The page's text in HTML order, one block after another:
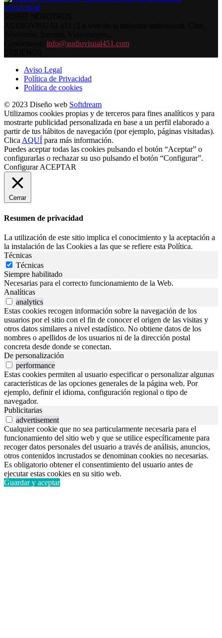
info@audiovisual451.com
Aviso Legal
Política de Privacidad
Política de cookies
© 2023 Diseño web Softdream
Utilizamos cookies propias y de terceros para fines analíticos y para
mostrarte publicidad personalizada en base a un perfil elaborado a
partir de tus hábitos de navegación (por ejemplo, páginas visitadas).
ClicaAQUÍ para más información.
Puedes aceptar todas las cookies pulsando el botón “Aceptar” o
configurarlas o rechazar su uso pulsando el botón “Configurar”.
ConfigurarACEPTAR
Cerrar
Resumen de privacidad
La utilización de este sitio implica el conocimiento y la aceptación a
la instalación de las Cookies a las que se refiere esta Política.
Técnicas
Técnicas
Siempre habilitado
Necesarias para el correcto funcionamiento de la Web.
Analíticas
analytics
Estas cookies recogen información sobre la navegación de los
usuarios por el sitio con el fin de conocer el origen de las visitas y
otros datos similares a nivel estadístico. No obtiene datos de los
nombres o apellidos de los usuarios ni de la dirección postal
concreta desde donde se conectan.
De personalización
performance
Estas cookies permiten al usuario especificar o personalizar algunas
características de las opciones generales de la página web. Por
ejemplo, definir el idioma, configuración regional o tipo de
navegador.
Publicitarias
advertisement
Cualquier cookie que no sea particularmente necesaria para el
funcionamiento del sitio web y que se utilice específicamente para
recoger datos personales del usuario a través de análisis, anuncios,
otros contenidos incrustados se denominan cookies no necesarias.
Es obligatorio obtener el consentimiento del usuario antes de
ejecutar estas cookies en su sitio web.
Guardar y aceptar